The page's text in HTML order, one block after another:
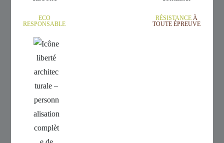
ECO
RESPONSABLE
RÉSISTANCE À
TOUTE ÉPREUVE